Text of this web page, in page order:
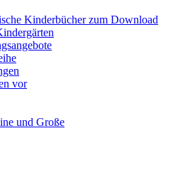
Kinderbücher zum Download
vor
und Große